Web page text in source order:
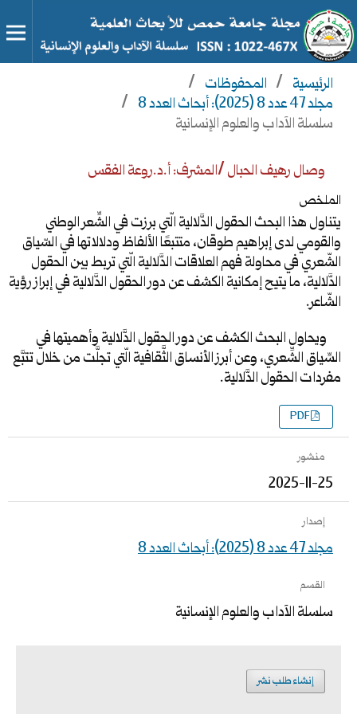
الرئيسية / المحفوظات /
مجلد 47 عدد 8 (2025): أبحاث العدد 8
/
سلسلة الآداب والعلوم الإنسانية
وصال رهيف الحبال /المشرف: أ.د.روعة الفقس
الملخص
يتناول هذا البحث الحقول الدَّلالية الّتي برزت في الشِّعر الوطني
والقومي لدى إبراهيم طوقان، متتبعًا الألفاظ ودلالاتها في السّياق
الشّعري في محاولة فهم العلاقات الدَّلالية الّتي تربط بين الحقول
الدَّلالية، ما يتيح إمكانية الكشف عن دور الحقول الدَّلالية في إبراز رؤية
الشّاعر.
ويحاول البحث الكشف عن دور الحقول الدَّلالية وأهميتها في
السِّياق الشِّعري، وعن أبرز الأنساق الثَّقافية الّتي تجلَّت من خلال تتبَّع
مفردات الحقول الدَّلالية.
PDF
منشور
2025-11-25
إصدار
مجلد 47 عدد 8 (2025): أبحاث العدد 8
القسم
سلسلة الآداب والعلوم الإنسانية
إنشاء طلب نشر